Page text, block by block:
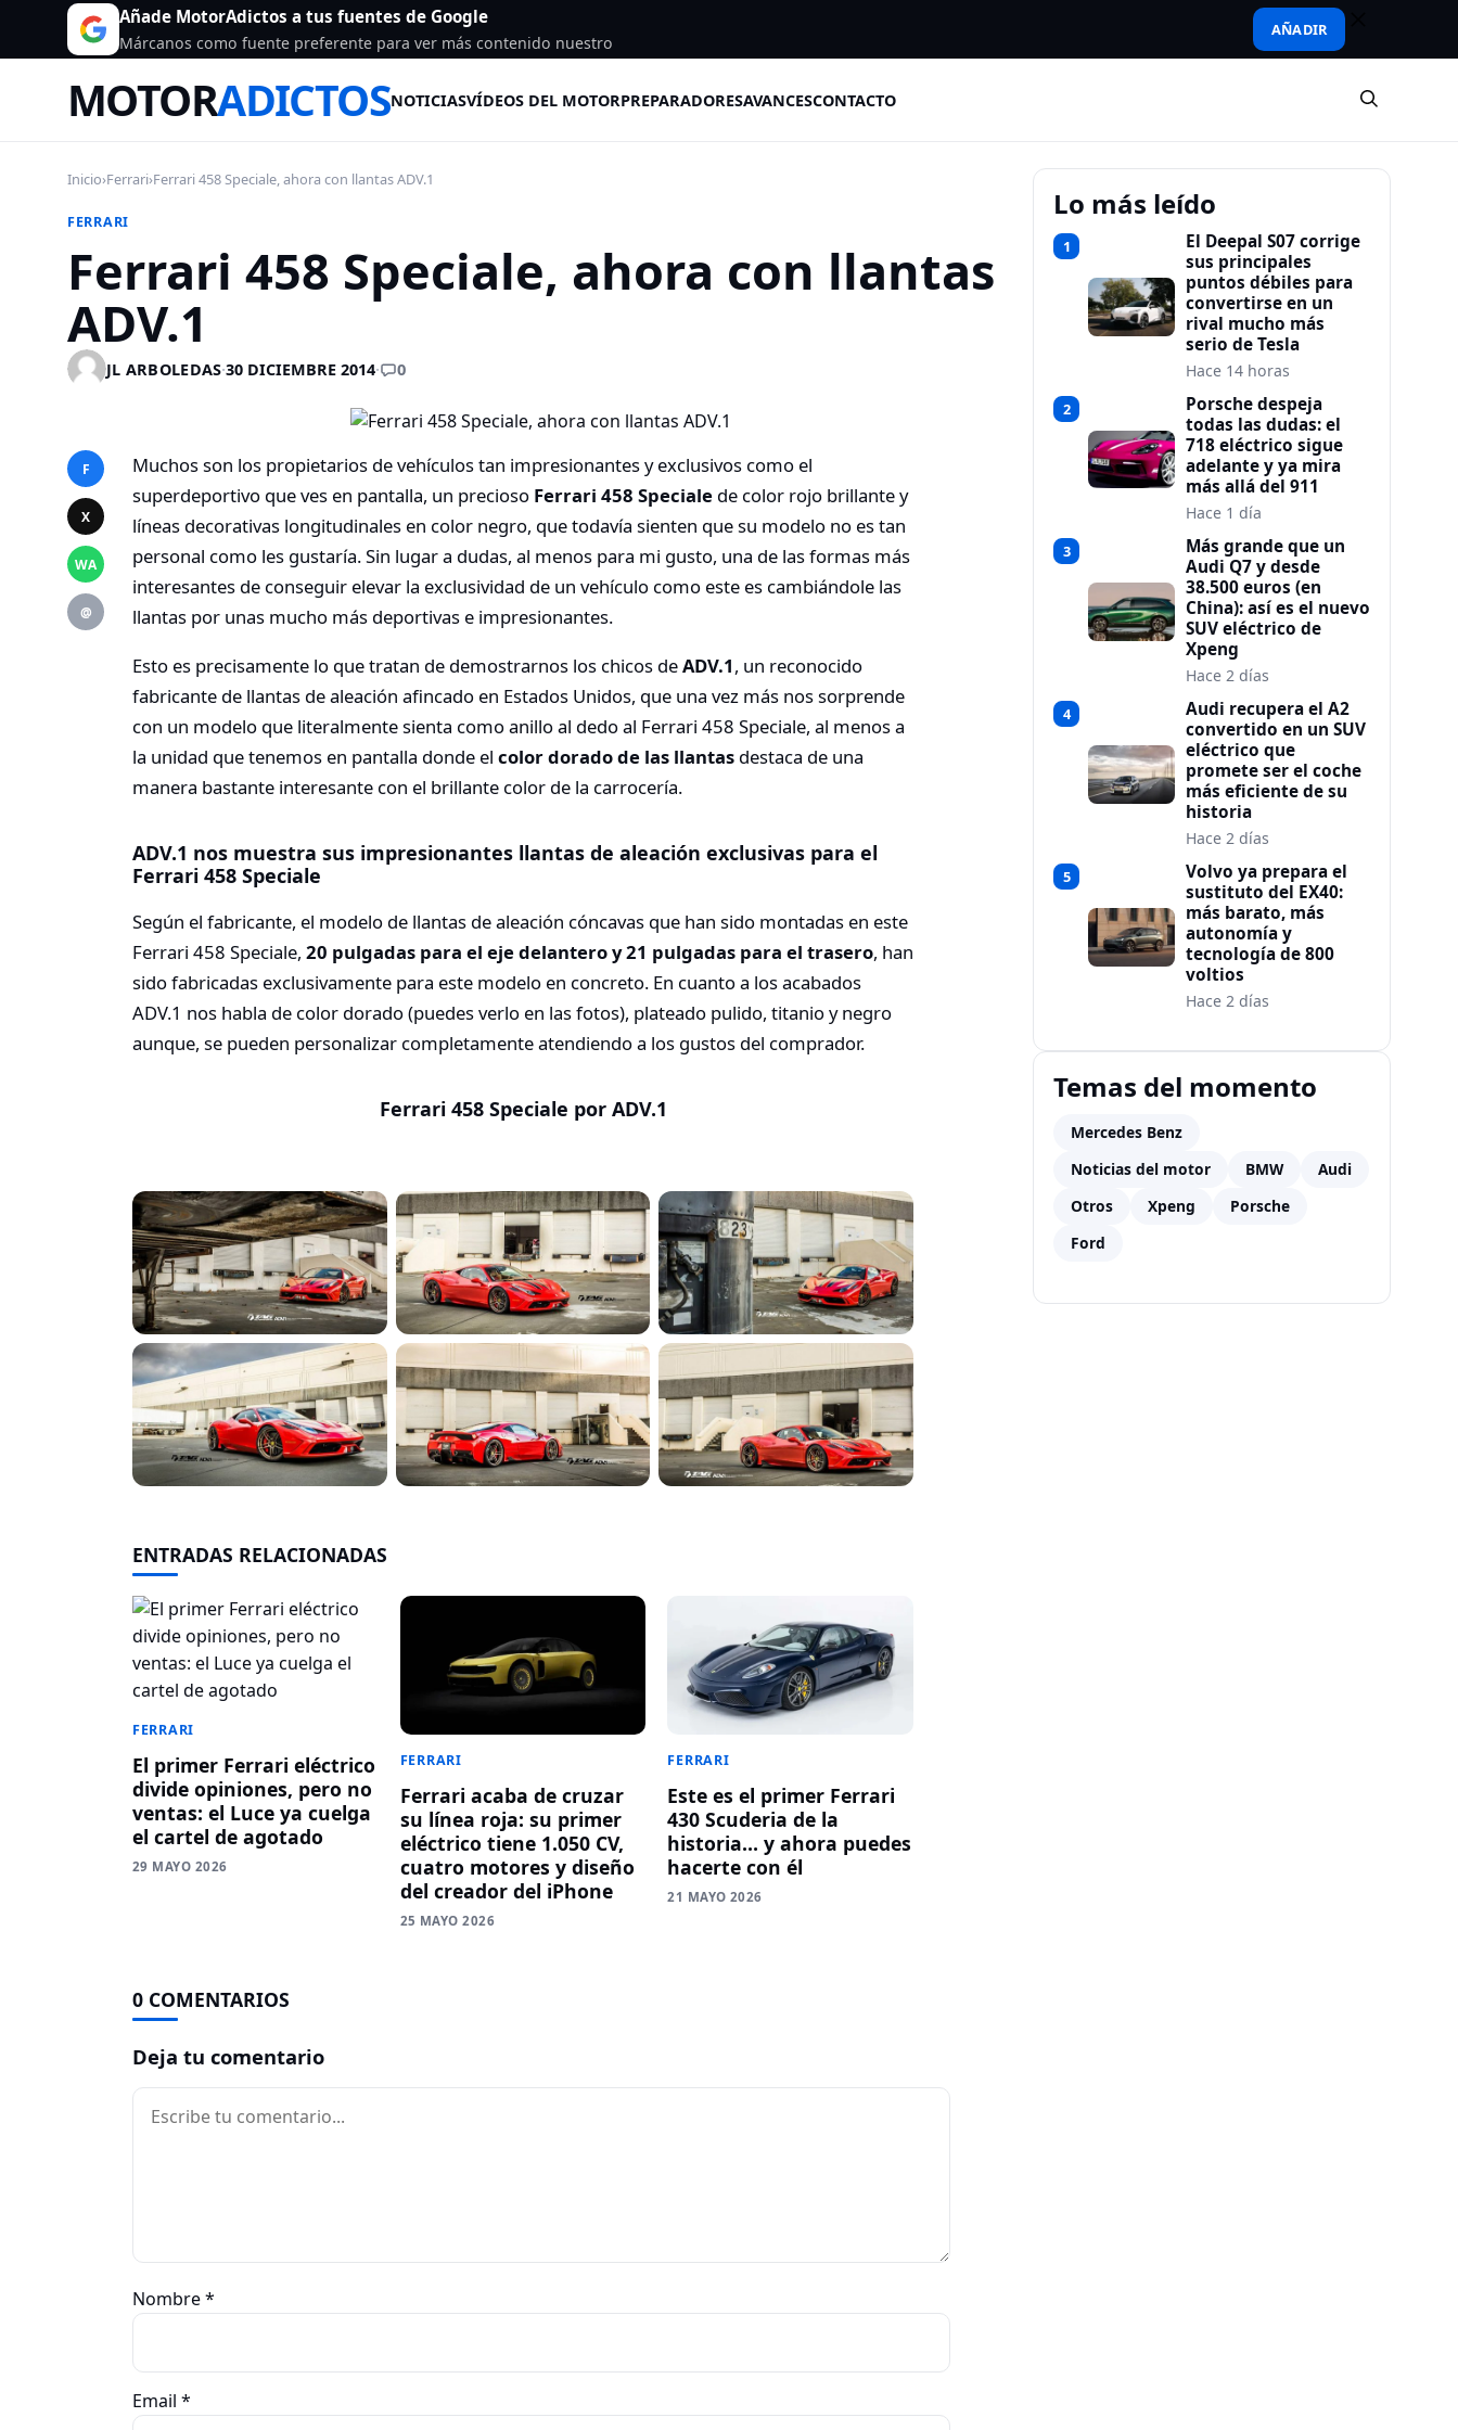
Añade MotorAdictos a tus fuentes de Google
Márcanos como fuente preferente para ver más contenido nuestro
AÑADIR
MOTORADICTOSNOTICIASVÍDEOS DEL MOTORPREPARADORESAVANCESCONTACTO
Inicio›Ferrari›Ferrari 458 Speciale, ahora con llantas ADV.1
FERRARI
Ferrari 458 Speciale, ahora con llantas
ADV.1
JL ARBOLEDAS·30 DICIEMBRE 2014· 0
F
X
WA
@
Muchos son los propietarios de vehículos tan impresionantes y exclusivos como el
superdeportivo que ves en pantalla, un precioso Ferrari 458 Speciale de color rojo brillante y
líneas decorativas longitudinales en color negro, que todavía sienten que su modelo no es tan
personal como les gustaría. Sin lugar a dudas, al menos para mi gusto, una de las formas más
interesantes de conseguir elevar la exclusividad de un vehículo como este es cambiándole las
llantas por unas mucho más deportivas e impresionantes.
Esto es precisamente lo que tratan de demostrarnos los chicos deADV.1, un reconocido
fabricante de llantas de aleación afincado en Estados Unidos, que una vez más nos sorprende
con un modelo que literalmente sienta como anillo al dedo al Ferrari 458 Speciale, al menos a
la unidad que tenemos en pantalla donde el color dorado de las llantas destaca de una
manera bastante interesante con el brillante color de la carrocería.
ADV.1 nos muestra sus impresionantes llantas de aleación exclusivas para el
Ferrari 458 Speciale
Según el fabricante, el modelo de llantas de aleación cóncavas que han sido montadas en este
Ferrari 458 Speciale, 20 pulgadas para el eje delantero y 21 pulgadas para el trasero, han
sido fabricadas exclusivamente para este modelo en concreto. En cuanto a los acabados
ADV.1 nos habla de color dorado (puedes verlo en las fotos), plateado pulido, titanio y negro
aunque, se pueden personalizar completamente atendiendo a los gustos del comprador.
Ferrari 458 Speciale por ADV.1
ENTRADAS RELACIONADAS
FERRARI
El primer Ferrari eléctrico
divide opiniones, pero no
ventas: el Luce ya cuelga
el cartel de agotado
29 MAYO 2026
FERRARI
Ferrari acaba de cruzar
su línea roja: su primer
eléctrico tiene 1.050 CV,
cuatro motores y diseño
del creador del iPhone
25 MAYO 2026
FERRARI
Este es el primer Ferrari
430 Scuderia de la
historia… y ahora puedes
hacerte con él
21 MAYO 2026
0 COMENTARIOS
Deja tu comentario
Comentario
Nombre*
Email *
Lo más leído
1
El Deepal S07 corrige
sus principales
puntos débiles para
convertirse en un
rival mucho más
serio de Tesla
Hace 14 horas
2
Porsche despeja
todas las dudas: el
718 eléctrico sigue
adelante y ya mira
más allá del 911
Hace 1 día
3
Más grande que un
Audi Q7 y desde
38.500 euros (en
China): así es el nuevo
SUV eléctrico de
Xpeng
Hace 2 días
4
Audi recupera el A2
convertido en un SUV
eléctrico que
promete ser el coche
más eficiente de su
historia
Hace 2 días
5
Volvo ya prepara el
sustituto del EX40:
más barato, más
autonomía y
tecnología de 800
voltios
Hace 2 días
Temas del momento
Mercedes Benz
Noticias del motor
BMW
Audi
Otros
Xpeng
Porsche
Ford